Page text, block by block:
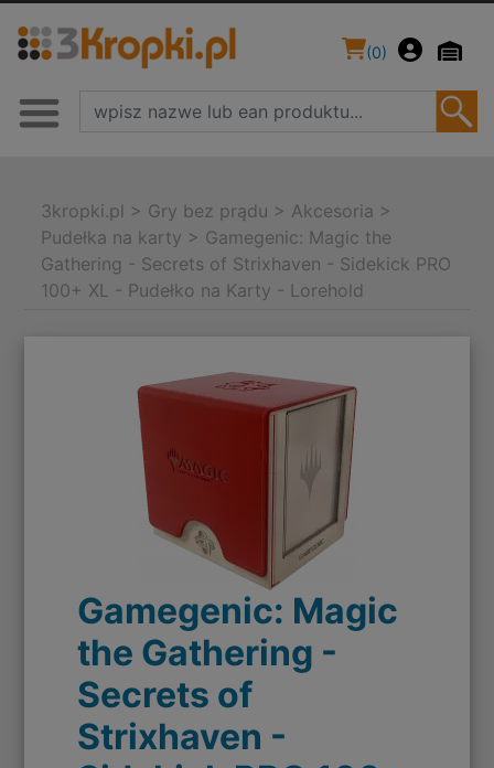
(0)
3kropki.pl > Gry bez prądu > Akcesoria >
Pudełka na karty > Gamegenic: Magic the
Gathering - Secrets of Strixhaven - Sidekick PRO
100+ XL - Pudełko na Karty - Lorehold
Gamegenic: Magic
the Gathering -
Secrets of
Strixhaven -